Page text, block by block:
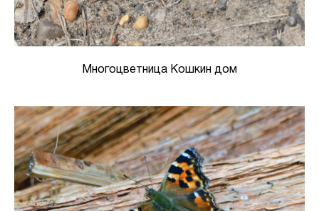
Многоцветница Кошкин дом